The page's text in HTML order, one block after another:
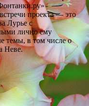
проекта — это
Лурье с
лично ему
темы, в том числе о
Неве.